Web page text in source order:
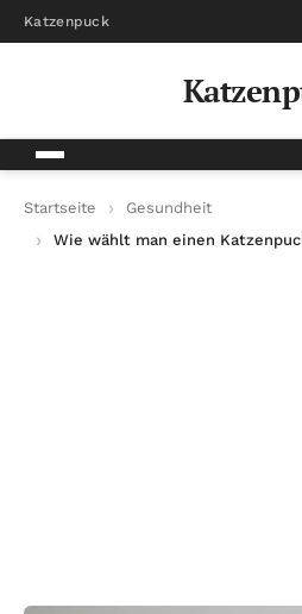
Katzenpuck
Startseite
Gesundheit
Wie wählt man einen